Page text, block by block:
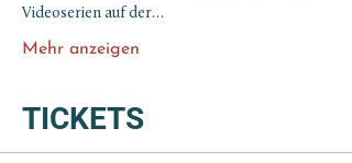
Videoserien auf der…
Mehr anzeigen
TICKETS